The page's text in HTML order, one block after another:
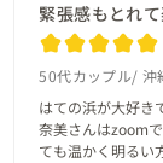
緊張感もとれ
50代カップル 沖
はての浜が大好き
奈美さんはzoom
ても温かく明るい